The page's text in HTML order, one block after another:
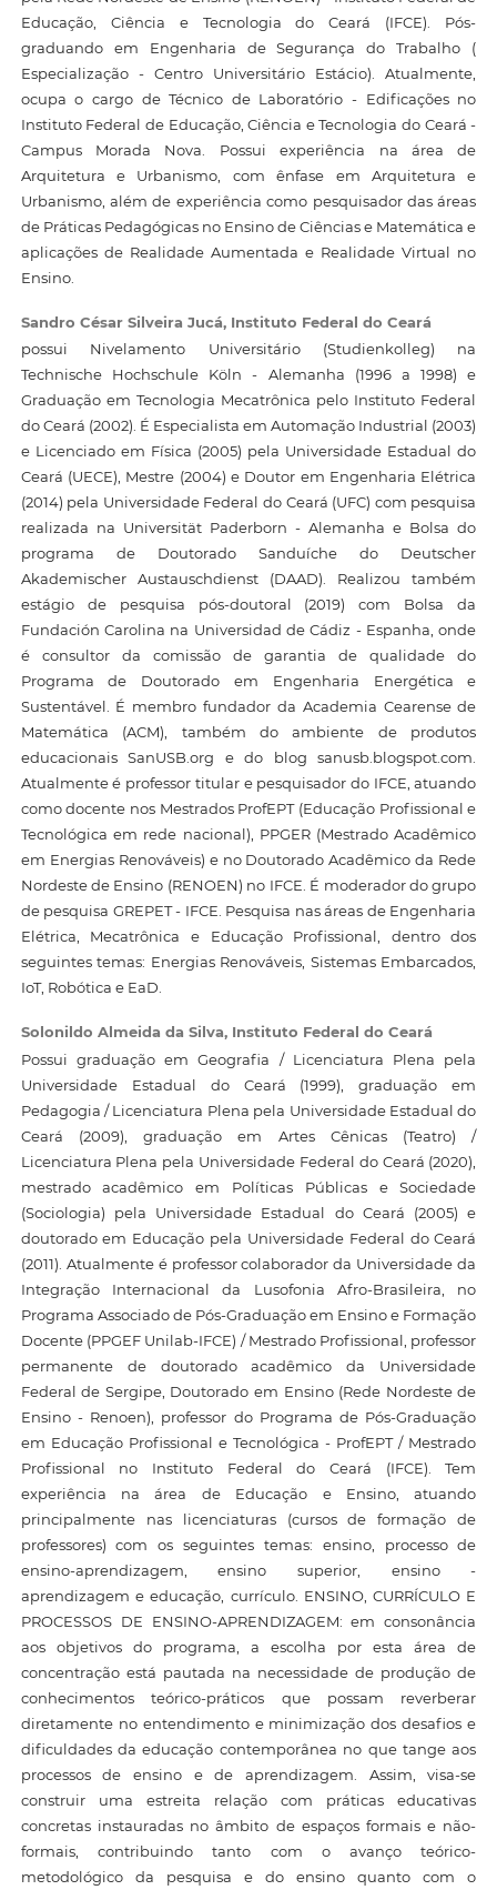
Educação, Ciência e Tecnologia do Ceará (IFCE). Pós-
graduando em Engenharia de Segurança do Trabalho (
Especialização - Centro Universitário Estácio). Atualmente,
ocupa o cargo de Técnico de Laboratório - Edificações no
Instituto Federal de Educação, Ciência e Tecnologia do Ceará -
Campus Morada Nova. Possui experiência na área de
Arquitetura e Urbanismo, com ênfase em Arquitetura e
Urbanismo, além de experiência como pesquisador das áreas
de Práticas Pedagógicas no Ensino de Ciências e Matemática e
aplicações de Realidade Aumentada e Realidade Virtual no
Ensino.
Sandro César Silveira Jucá, Instituto Federal do Ceará
possui Nivelamento Universitário (Studienkolleg) na
Technische Hochschule Köln - Alemanha (1996 a 1998) e
Graduação em Tecnologia Mecatrônica pelo Instituto Federal
do Ceará (2002). É Especialista em Automação Industrial (2003)
e Licenciado em Física (2005) pela Universidade Estadual do
Ceará (UECE), Mestre (2004) e Doutor em Engenharia Elétrica
(2014) pela Universidade Federal do Ceará (UFC) com pesquisa
realizada na Universität Paderborn - Alemanha e Bolsa do
programa de Doutorado Sanduíche do Deutscher
Akademischer Austauschdienst (DAAD). Realizou também
estágio de pesquisa pós-doutoral (2019) com Bolsa da
Fundación Carolina na Universidad de Cádiz - Espanha, onde
é consultor da comissão de garantia de qualidade do
Programa de Doutorado em Engenharia Energética e
Sustentável. É membro fundador da Academia Cearense de
Matemática (ACM), também do ambiente de produtos
educacionais SanUSB.org e do blog sanusb.blogspot.com.
Atualmente é professor titular e pesquisador do IFCE, atuando
como docente nos Mestrados ProfEPT (Educação Profissional e
Tecnológica em rede nacional), PPGER (Mestrado Acadêmico
em Energias Renováveis) e no Doutorado Acadêmico da Rede
Nordeste de Ensino (RENOEN) no IFCE. É moderador do grupo
de pesquisa GREPET - IFCE. Pesquisa nas áreas de Engenharia
Elétrica, Mecatrônica e Educação Profissional, dentro dos
seguintes temas: Energias Renováveis, Sistemas Embarcados,
IoT, Robótica e EaD.
Solonildo Almeida da Silva, Instituto Federal do Ceará
Possui graduação em Geografia / Licenciatura Plena pela
Universidade Estadual do Ceará (1999), graduação em
Pedagogia / Licenciatura Plena pela Universidade Estadual do
Ceará (2009), graduação em Artes Cênicas (Teatro) /
Licenciatura Plena pela Universidade Federal do Ceará (2020),
mestrado acadêmico em Políticas Públicas e Sociedade
(Sociologia) pela Universidade Estadual do Ceará (2005) e
doutorado em Educação pela Universidade Federal do Ceará
(2011). Atualmente é professor colaborador da Universidade da
Integração Internacional da Lusofonia Afro-Brasileira, no
Programa Associado de Pós-Graduação em Ensino e Formação
Docente (PPGEF Unilab-IFCE) / Mestrado Profissional, professor
permanente de doutorado acadêmico da Universidade
Federal de Sergipe, Doutorado em Ensino (Rede Nordeste de
Ensino - Renoen), professor do Programa de Pós-Graduação
em Educação Profissional e Tecnológica - ProfEPT / Mestrado
Profissional no Instituto Federal do Ceará (IFCE). Tem
experiência na área de Educação e Ensino, atuando
principalmente nas licenciaturas (cursos de formação de
professores) com os seguintes temas: ensino, processo de
ensino-aprendizagem, ensino superior, ensino -
aprendizagem e educação, currículo. ENSINO, CURRÍCULO E
PROCESSOS DE ENSINO-APRENDIZAGEM: em consonância
aos objetivos do programa, a escolha por esta área de
concentração está pautada na necessidade de produção de
conhecimentos teórico-práticos que possam reverberar
diretamente no entendimento e minimização dos desafios e
dificuldades da educação contemporânea no que tange aos
processos de ensino e de aprendizagem. Assim, visa-se
construir uma estreita relação com práticas educativas
concretas instauradas no âmbito de espaços formais e não-
formais, contribuindo tanto com o avanço teórico-
metodológico da pesquisa e do ensino quanto com o